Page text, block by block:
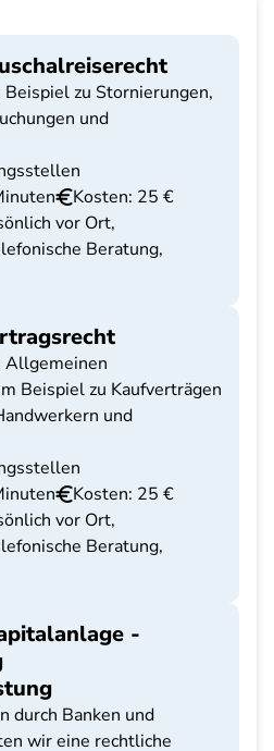
zu Stornierungen,
und
Kosten: 25 €
vor Ort,
Beratung,
Allgemeinen
Beispiel zu Kaufverträgen
und
Kosten: 25 €
vor Ort,
Beratung,
-
durch Banken und
wir eine rechtliche